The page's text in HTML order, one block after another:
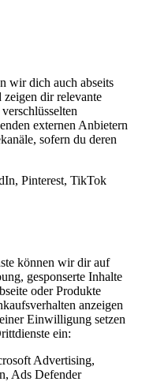
wir dich auch abseits
zeigen dir relevante
externen Anbietern
sofern du deren
Pinterest, TikTok
können wir dir auf
gesponserte Inhalte
oder Produkte
anzeigen
Einwilligung setzen
ein:
Advertising,
Ads Defender